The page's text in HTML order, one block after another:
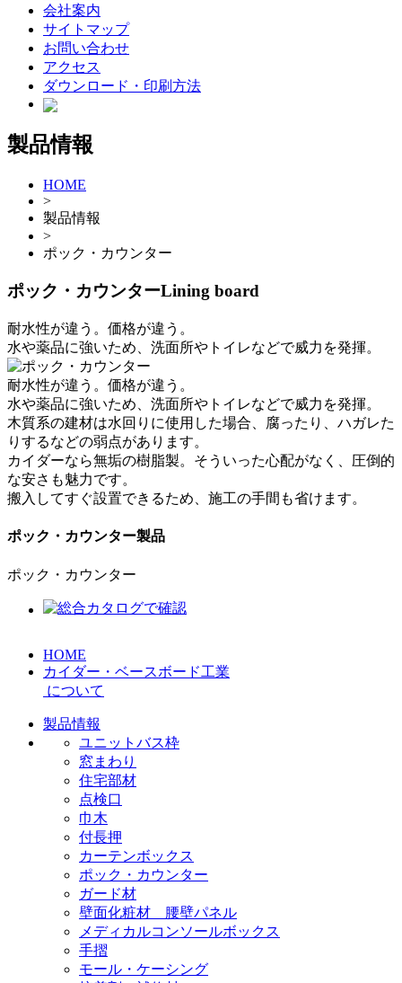
会社案内
サイトマップ
お問い合わせ
アクセス
ダウンロード・印刷方法
製品情報
HOME
>
製品情報
>
ポック・カウンター
ポック・カウンターLining board
耐水性が違う。価格が違う。
水や薬品に強いため、洗面所やトイレなどで威力を発揮。
耐水性が違う。価格が違う。
水や薬品に強いため、洗面所やトイレなどで威力を発揮。
木質系の建材は水回りに使用した場合、腐ったり、ハガレた
りするなどの弱点があります。
カイダーなら無垢の樹脂製。そういった心配がなく、圧倒的
な安さも魅力です。
搬入してすぐ設置できるため、施工の手間も省けます。
ポック・カウンター製品
ポック・カウンター
HOME
カイダー・ベースボード工業
について
製品情報
ユニットバス枠
窓まわり
住宅部材
点検口
巾木
付長押
カーテンボックス
ポック・カウンター
ガード材
壁面化粧材 腰壁パネル
メディカルコンソールボックス
手摺
モール・ケーシング